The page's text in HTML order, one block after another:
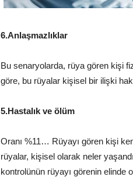
6.Anlaşmazlıklar
Bu senaryolarda, rüya gören kişi
göre, bu rüyalar kişisel bir ilişki
5.Hastalık ve ölüm
Oranı %11… Rüyayı gören kişi
rüyalar, kişisel olarak neler
kontrolünün rüyayı görenin elinde